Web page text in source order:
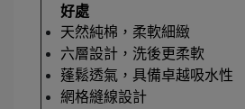
好處
天然純棉，柔軟細緻
六層設計，洗後更柔軟
蓬鬆透氣，具備卓越吸水性
網格縫線設計